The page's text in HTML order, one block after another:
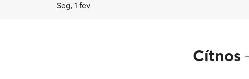
Seg, 1 fev
Cítnos